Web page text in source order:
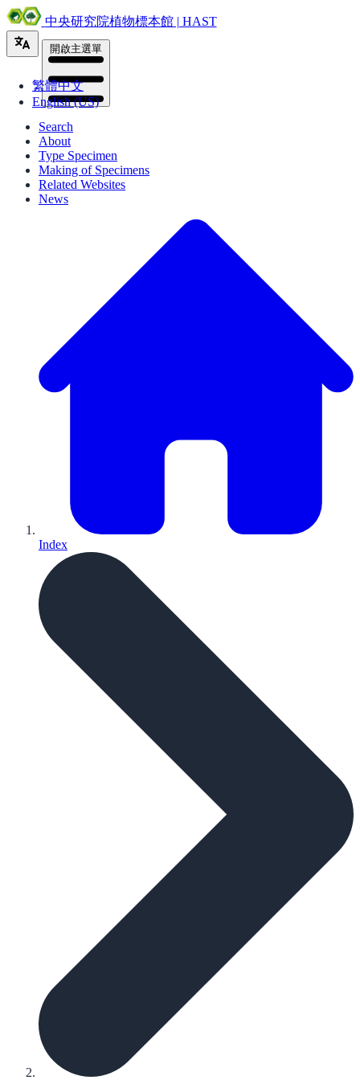
中央研究院植物標本館 | HAST
繁體中文
English (US)
開啟主選單
Search
About
Type Specimen
Making of Specimens
Related Websites
News
Index